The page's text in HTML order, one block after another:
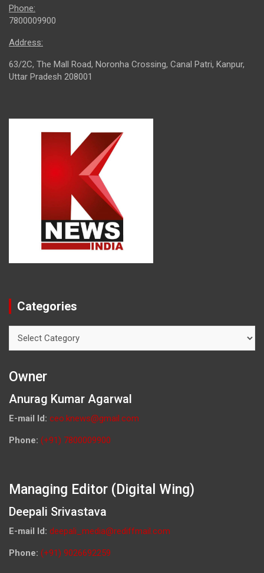
Phone:
7800009900
Address:
63/2C, The Mall Road, Noronha Crossing, Canal Patri, Kanpur,
Uttar Pradesh 208001
Categories
Owner
Anurag Kumar Agarwal
E-mail Id: ceo.knews@gmail.com
Phone: (+91) 7800009900
Managing Editor (Digital Wing)
Deepali Srivastava
E-mail Id: deepali_media@rediffmail.com
Phone: (+91) 9026692259